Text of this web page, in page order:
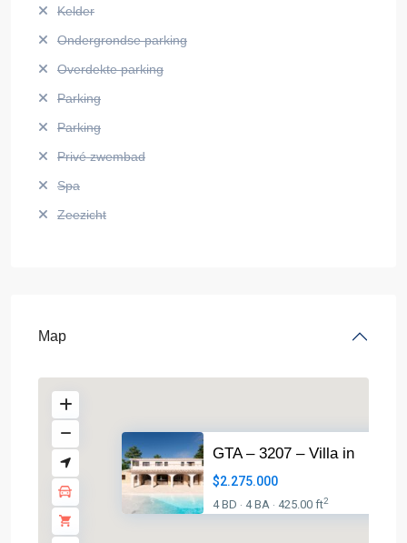
Kelder
Ondergrondse parking
Overdekte parking
Parking
Parking
Privé zwembad
Spa
Zeezicht
Map
GTA – 3207 – Villa in
$2.275.000
4 BD · 4 BA · 425.00 ft2